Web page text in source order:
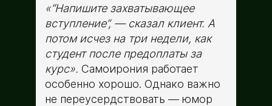
«“Напишите захватывающее
вступление”, — сказал клиент. А
потом исчез на три недели, как
студент после предоплаты за
курс». Самоирония работает
особенно хорошо. Однако важно
не переусердствовать — юмор